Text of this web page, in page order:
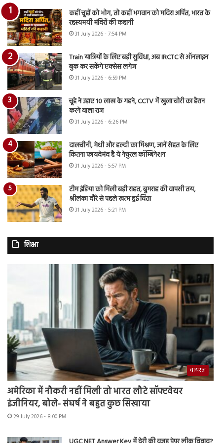
कहीं चूहों को भोग, तो कहीं भगवान को मदिरा अर्पित, भारत के
रहस्यमयी मंदिरों की कहानी
31 July 2026 - 7:54 PM
Train यात्रियों के लिए बड़ी सुविधा, अब IRCTC से ऑनलाइन
बुक कर सकेंगे एक्सेस लगेज
31 July 2026 - 6:59 PM
चूहे ने उड़ाए 10 लाख के गहने, CCTV में खुला चोरी का हैरान
करने वाला राज
31 July 2026 - 6:26 PM
दालचीनी, मेथी और हल्दी का मिश्रण, जानें सेहत के लिए
कितना फायदेमंद है ये नेचुरल कॉम्बिनेशन
31 July 2026 - 5:57 PM
टीम इंडिया को मिली बड़ी राहत, बुमराह की वापसी तय,
श्रीलंका दौरे से पहले खत्म हुई चिंता
31 July 2026 - 5:21 PM
शिक्षा
वायरल
अमेरिका में नौकरी नहीं मिली तो भारत लौटे सॉफ्टवेयर
इंजीनियर, बोले- संघर्ष ने बहुत कुछ सिखाया
29 July 2026 - 8:00 PM